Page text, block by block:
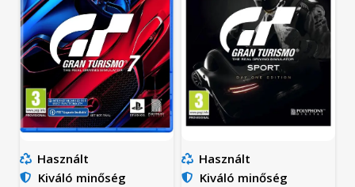
Használt
Kiváló minőség
Használt
Kiváló minőség